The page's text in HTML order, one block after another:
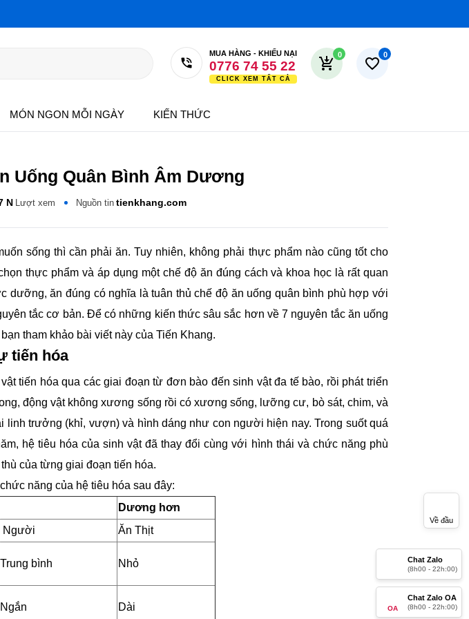
0
0
MUA HÀNG - KHIẾU NẠI
0776 74 55 22
0979 00 55 22
0978 17 45 30
MÓN NGON MỖI NGÀY KIẾN THỨC
Quân Bình Âm Dương
N Lượt xem Nguồn tin tienkhang.com
sống thì cần phải ăn. Tuy nhiên, không phải thực phẩm nào cũng tốt cho sức
phẩm và áp dụng một chế độ ăn đúng cách và khoa học là rất quan trọng.
ăn đúng có nghĩa là tuân thủ chế độ ăn uống quân bình phù hợp với Trật tự của
Để có những kiến thức sâu sắc hơn về 7 nguyên tắc ăn uống quân bình âm
viết này của Tiến Khang.
hóa
tiến hóa qua các giai đoạn từ đơn bào đến sinh vật đa tế bào, rồi phát triển qua
vật không xương sống rồi có xương sống, lưỡng cư, bò sát, chim, và cuối
(khỉ, vượn) và hình dáng như con người hiện nay. Trong suốt quá trình này
của sinh vật đã thay đổi cùng với hình thái và chức năng phù hợp với cách ăn
tiến hóa.
năng của hệ tiêu hóa sau đây:
Dương hơn
Người
Ăn Thịt
Trung bình Nhỏ
Ngắn Dài
Chat Zalo
Chat Zalo OA
Về đầu